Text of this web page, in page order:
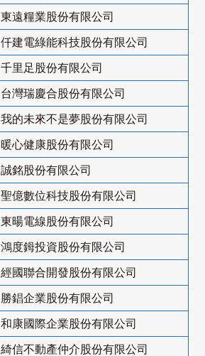
東遠糧業股份有限公司
仟建電綠能科技股份有限公司
千里足股份有限公司
台灣瑞慶合股份有限公司
我的未來不是夢股份有限公司
暖心健康股份有限公司
誠銘股份有限公司
聖億數位科技股份有限公司
東暘電線股份有限公司
鴻度鉧投資股份有限公司
經國聯合開發股份有限公司
勝錩企業股份有限公司
和康國際企業股份有限公司
綺信不動產仲介股份有限公司